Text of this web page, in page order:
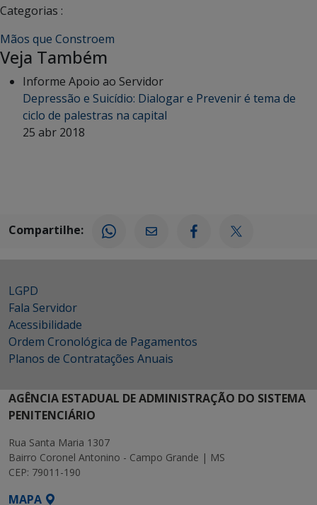
Categorias :
Mãos que Constroem
Veja Também
Informe Apoio ao Servidor
Depressão e Suicídio: Dialogar e Prevenir é tema de
ciclo de palestras na capital
25 abr 2018
Compartilhe:
LGPD
Fala Servidor
Acessibilidade
Ordem Cronológica de Pagamentos
Planos de Contratações Anuais
AGÊNCIA ESTADUAL DE ADMINISTRAÇÃO DO SISTEMA
PENITENCIÁRIO
Rua Santa Maria 1307
Bairro Coronel Antonino - Campo Grande | MS
CEP: 79011-190
MAPA